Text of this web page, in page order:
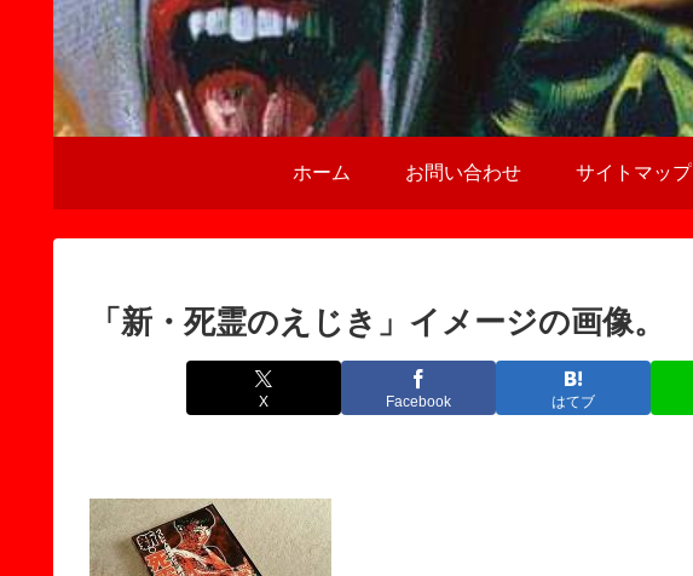
ホーム お問い合わせ サイトマップ
「新・死霊のえじき」イメージの画像。
X Facebook はてブ